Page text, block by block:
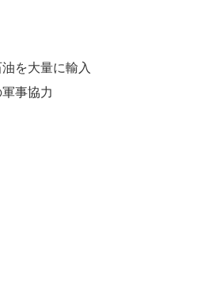
を大量に輸入
事協力